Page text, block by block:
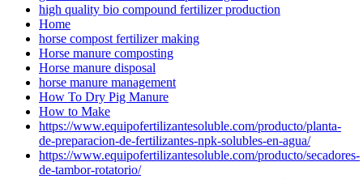
high quality bio compound fertilizer production
Home
horse compost fertilizer making
Horse manure composting
Horse manure disposal
horse manure management
How To Dry Pig Manure
How to Make
https://www.equipofertilizantesoluble.com/producto/planta-
de-preparacion-de-fertilizantes-npk-solubles-en-agua/
https://www.equipofertilizantesoluble.com/producto/secadores-
de-tambor-rotatorio/